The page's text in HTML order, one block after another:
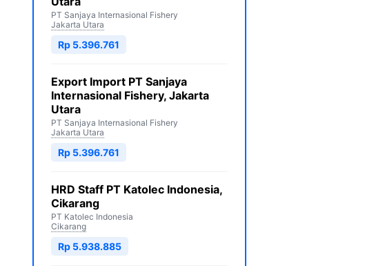
PT Sanjaya Internasional Fishery
Jakarta Utara
Rp 5.396.761
Export Import PT Sanjaya
Internasional Fishery, Jakarta
Utara
PT Sanjaya Internasional Fishery
Jakarta Utara
Rp 5.396.761
HRD Staff PT Katolec Indonesia,
Cikarang
PT Katolec Indonesia
Cikarang
Rp 5.938.885